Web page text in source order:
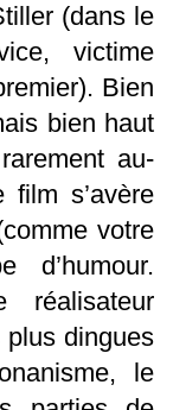
(dans le
victime
Bien
bien haut
au-
s’avère
votre
d’humour.
réalisateur
dingues
le